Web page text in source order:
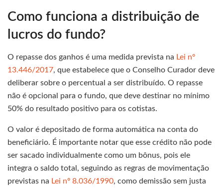
Como funciona a distribuição de
lucros do fundo?
O repasse dos ganhos é uma medida prevista na Lei nº
13.446/2017, que estabelece que o Conselho Curador deve
deliberar sobre o percentual a ser distribuído. O repasse
não é opcional para o fundo, que deve destinar no mínimo
50% do resultado positivo para os cotistas.
O valor é depositado de forma automática na conta do
beneficiário. É importante notar que esse crédito não pode
ser sacado individualmente como um bônus, pois ele
integra o saldo total, seguindo as regras de movimentação
previstas na Lei nº 8.036/1990, como demissão sem justa